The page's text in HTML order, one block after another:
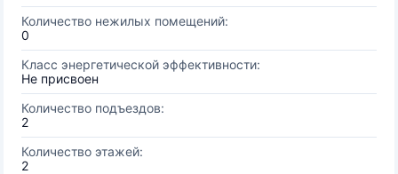
Количество нежилых помещений:
0
Класс энергетической эффективности:
Не присвоен
Количество подъездов:
2
Количество этажей:
2